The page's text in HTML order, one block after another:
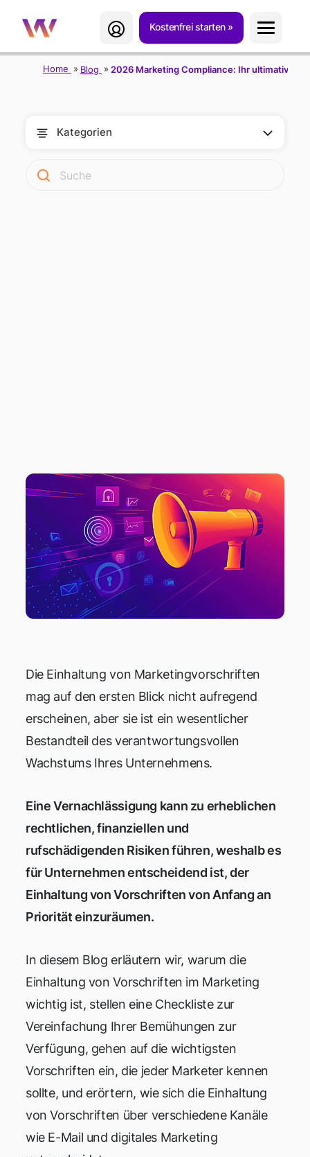
Kostenfrei starten
Home Blog 2026 Marketing Compliance: Ihr ultimativer
Kategorien
Die Einhaltung von Marketingvorschriften
mag auf den ersten Blick nicht aufregend
erscheinen, aber sie ist ein wesentlicher
Bestandteil des verantwortungsvollen
Wachstums Ihres Unternehmens.
Eine Vernachlässigung kann zu erheblichen
rechtlichen, finanziellen und
rufschädigenden Risiken führen, weshalb es
für Unternehmen entscheidend ist, der
Einhaltung von Vorschriften von Anfang an
Priorität einzuräumen.
In diesem Blog erläutern wir, warum die
Einhaltung von Vorschriften im Marketing
wichtig ist, stellen eine Checkliste zur
Vereinfachung Ihrer Bemühungen zur
Verfügung, gehen auf die wichtigsten
Vorschriften ein, die jeder Marketer kennen
sollte, und erörtern, wie sich die Einhaltung
von Vorschriften über verschiedene Kanäle
wie E-Mail und digitales Marketing